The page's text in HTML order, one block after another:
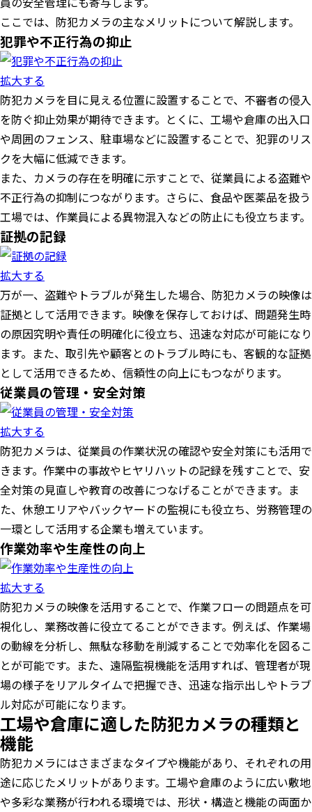
ここでは、防犯カメラの主なメリットについて解説します。
犯罪や不正行為の抑止
拡大する
防犯カメラを目に見える位置に設置することで、不審者の侵入
を防ぐ抑止効果が期待できます。とくに、工場や倉庫の出入口
や周囲のフェンス、駐車場などに設置することで、犯罪のリス
クを大幅に低減できます。
また、カメラの存在を明確に示すことで、従業員による盗難や
不正行為の抑制につながります。さらに、食品や医薬品を扱う
工場では、作業員による異物混入などの防止にも役立ちます。
証拠の記録
拡大する
万が一、盗難やトラブルが発生した場合、防犯カメラの映像は
証拠として活用できます。映像を保存しておけば、問題発生時
の原因究明や責任の明確化に役立ち、迅速な対応が可能になり
ます。また、取引先や顧客とのトラブル時にも、客観的な証拠
として活用できるため、信頼性の向上にもつながります。
従業員の管理・安全対策
拡大する
防犯カメラは、従業員の作業状況の確認や安全対策にも活用で
きます。作業中の事故やヒヤリハットの記録を残すことで、安
全対策の見直しや教育の改善につなげることができます。ま
た、休憩エリアやバックヤードの監視にも役立ち、労務管理の
一環として活用する企業も増えています。
作業効率や生産性の向上
拡大する
防犯カメラの映像を活用することで、作業フローの問題点を可
視化し、業務改善に役立てることができます。例えば、作業場
の動線を分析し、無駄な移動を削減することで効率化を図るこ
とが可能です。また、遠隔監視機能を活用すれば、管理者が現
場の様子をリアルタイムで把握でき、迅速な指示出しやトラブ
ル対応が可能になります。
工場や倉庫に適した防犯カメラの種類と
機能
防犯カメラにはさまざまなタイプや機能があり、それぞれの用
途に応じたメリットがあります。工場や倉庫のように広い敷地
や多彩な業務が行われる環境では、形状・構造と機能の両面か